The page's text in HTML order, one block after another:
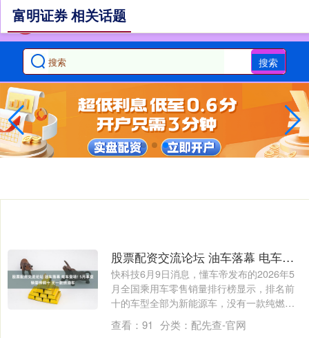
搜索
富明证券 相关话题
股票配资交流论坛 油车落幕 电车登场! 5月车型销量榜前十 无一款燃油车
快科技6月9日消息，懂车帝发布的2026年5
月全国乘用车零售销量排行榜显示，排名前
十的车型全部为新能源车，没有一款纯燃
油....
查看： 91 分类： 配先查-官网